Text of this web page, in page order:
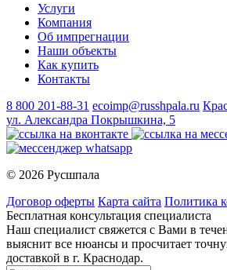
Услуги
Компания
Об импрегнации
Наши объекты
Как купить
Контакты
8 800 201-88-31 ecoimp@russhpala.ru
ул. Александра Покрышкина, 5
© 2026 Русшпала
Договор оферты Карта сайта Политика
Бесплатная консультация специалиста
Наш специалист свяжется с Вами в
выяснит все нюансы и просчитает
доставкой в г. Краснодар.